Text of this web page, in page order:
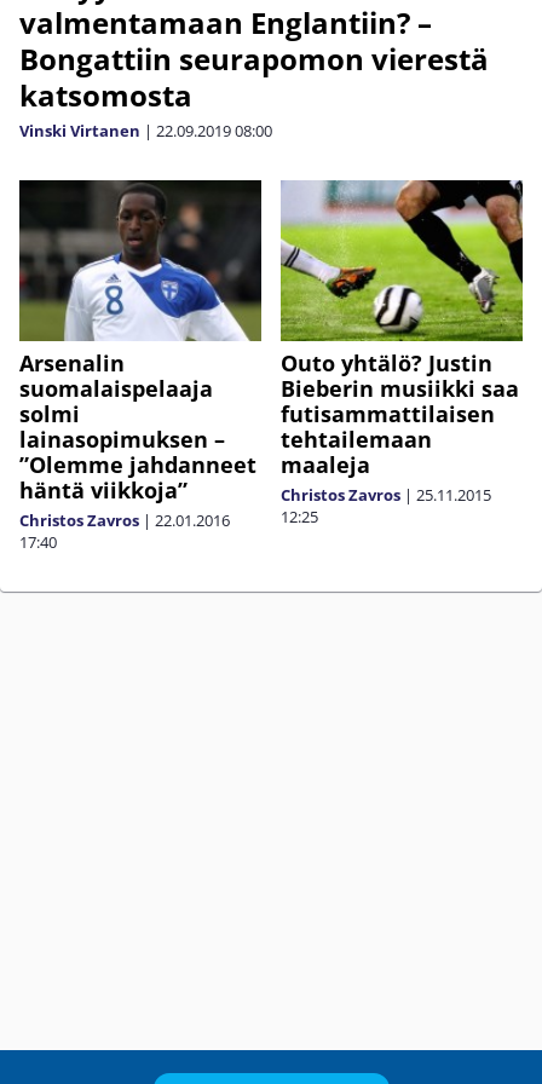
valmentamaan Englantiin? –
Bongattiin seurapomon vierestä
katsomosta
Vinski Virtanen | 22.09.201908:00
Arsenalin
suomalaispelaaja
solmi
lainasopimuksen –
”Olemme jahdanneet
häntä viikkoja”
Christos Zavros | 22.01.2016
17:40
Outo yhtälö? Justin
Bieberin musiikki saa
futisammattilaisen
tehtailemaan
maaleja
Christos Zavros | 25.11.2015
12:25